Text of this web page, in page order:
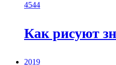
4544
Как рисуют
2019